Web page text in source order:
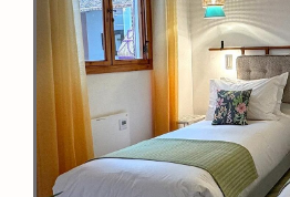
VOIR PLUS